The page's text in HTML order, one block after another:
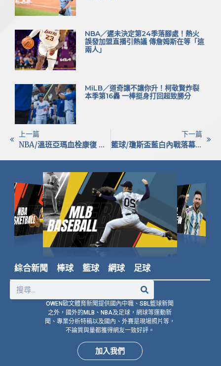
NBA／遲未決定第24季落腳處！熱火
誤發加盟直播引熱議 傳詹姆斯在等「這
兩人」
MiLB／道奇讓不讓你升！柯敬賢炸裂
本季第16轟 一棒挺身打回超致勝分
上一篇
NBA/溫班亞瑪血栓康復 下季馬刺怪物狀元準備復出
下一篇
籃球/瓊斯盃藍白內戰落幕！圖齊籌劃未來國家隊藍圖 楊哲宜曝幕後任務
綜合新聞 棒球 籃球 網球 足球
OWEN歐文體育新聞提供國內中職、SBL籃球新聞
之外，國外的MLB、NBA及足球，網球等運動新
聞、專業分析特稿以及國內、外賽是現場照片等，
不論質與量都獲得網友一致好評。
加入我們